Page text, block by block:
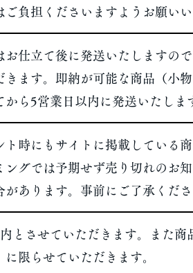
ご負担くださいますようお願いい
お仕立て後に発送いたしますの
きます。即納が可能な商品（小
から5営業日以内に発送いたしま
ト時にもサイトに掲載している
ングでは予期せず売り切れのお
があります。事前にご了承くださ
とさせていただきます。また商
限らせていただきます。